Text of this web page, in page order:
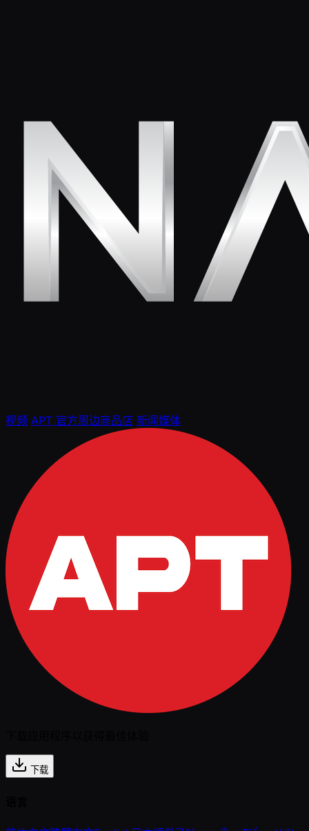
视频 APT 官方周边商品店 新闻媒体
下载